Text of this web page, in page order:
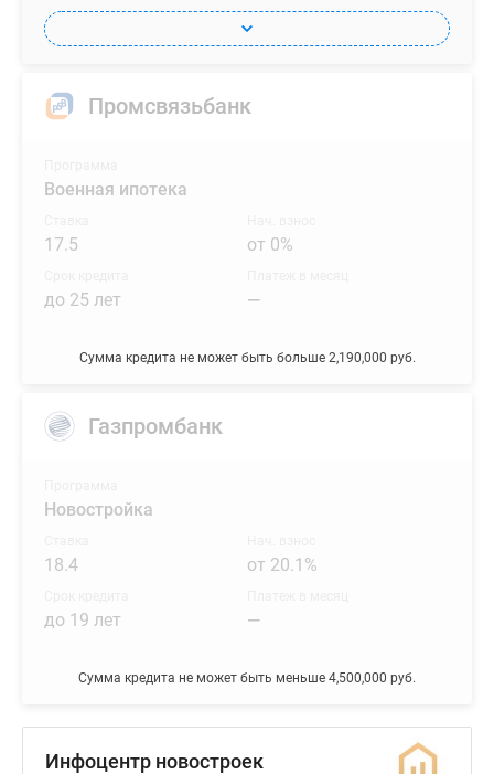
Промсвязьбанк
Сумма кредита не может быть больше 2,190,000 руб.
Военная ипотека
17.5 от 0%
до 25 лет —
Газпромбанк
Сумма кредита не может быть меньше 4,500,000 руб.
Новостройка
18.4 от 20.1%
до 19 лет —
Инфоцентр новостроек